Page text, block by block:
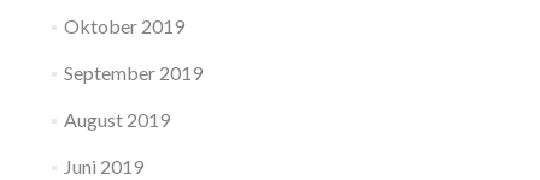
Oktober 2019
September 2019
August 2019
Juni 2019